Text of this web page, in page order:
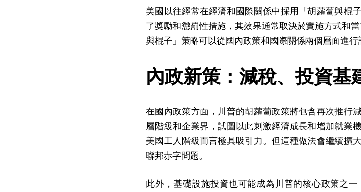
美國以往經常在經濟和國際關係中採用「胡蘿蔔與棍
了獎勵和懲罰性措施，其效果通常取決於實施方式和當
與棍子」策略可以從國內政策和國際關係兩個層面進行
內政新策：減稅、投資基
在國內政策方面，川普的胡蘿蔔政策將包含再次推行
層階級和企業界，試圖以此刺激經濟成長和增加就業
美國工人階級而言極具吸引力。但這種做法會繼續擴
聯邦赤字問題。
此外，基礎設施投資也可能成為川普的核心政策之